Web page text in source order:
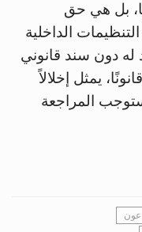
بل هي حق
الداخلية
له دون سند قانوني
يمثل إخلالاً
المراجعة
عون